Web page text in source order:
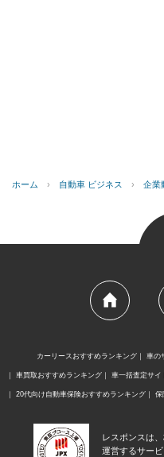
ホーム › 自動車 ビジネス › 企業
カーリースおすすめランキング 車の
車買取おすすめランキング 車一括査定サイ
20代向け自動車保険おすすめランキング 保
レスポンスは
運営するサービ